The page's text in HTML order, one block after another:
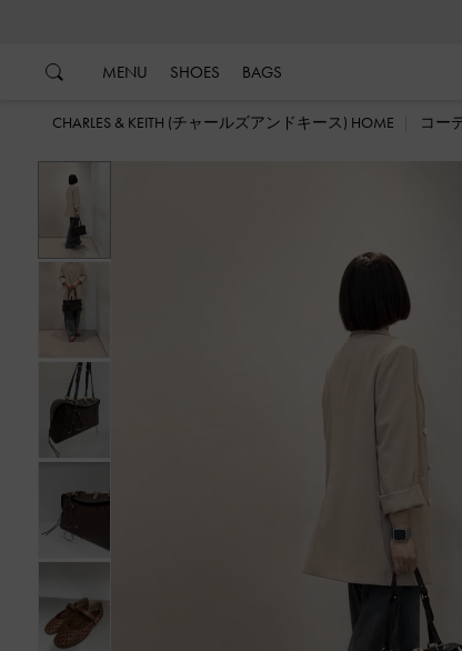
MENU SHOES BAGS
CHARLES & KEITH (チャールズアンドキース) HOME コー